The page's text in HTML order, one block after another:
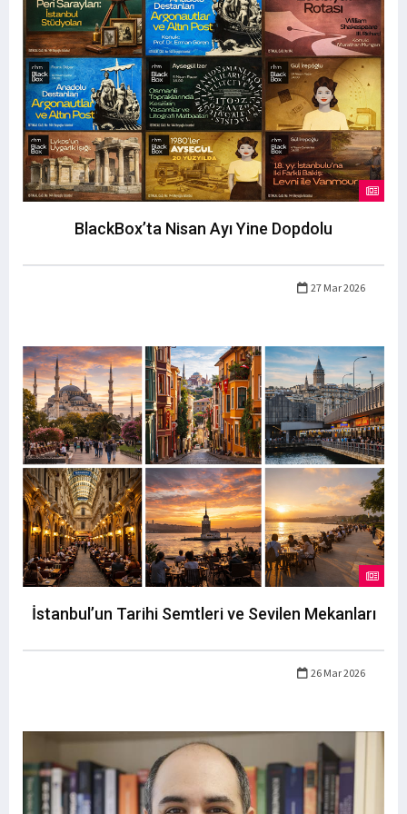
BlackBox’ta Nisan Ayı Yine Dopdolu
27 Mar 2026
İstanbul’un Tarihi Semtleri ve Sevilen Mekanları
26 Mar 2026